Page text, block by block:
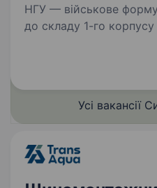
НГУ — військове
до складу 1-го корпусу
Усі вакансії